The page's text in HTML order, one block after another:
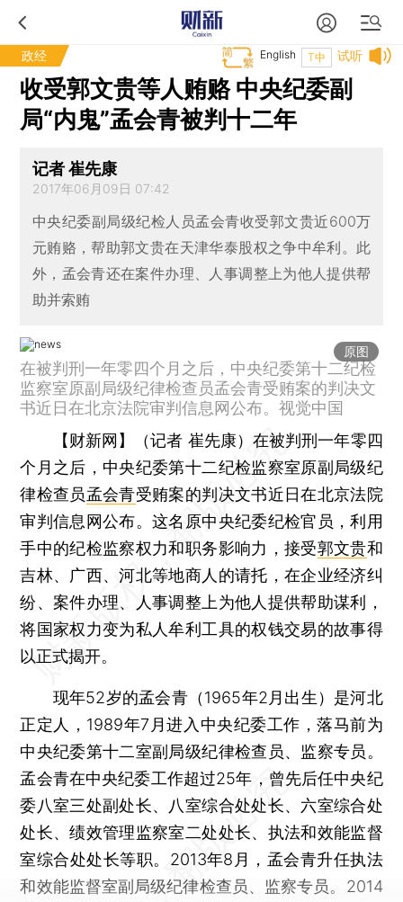
政经 试听
T中
English
收受郭文贵等人贿赂 中央纪委副
局“内鬼”孟会青被判十二年
记者 崔先康
2017年06月09日 07:42
中央纪委副局级纪检人员孟会青收受郭文贵近600万
元贿赂，帮助郭文贵在天津华泰股权之争中牟利。此
外，孟会青还在案件办理、人事调整上为他人提供帮
助并索贿
原图
在被判刑一年零四个月之后，中央纪委第十二纪检
监察室原副局级纪律检查员孟会青受贿案的判决文
书近日在北京法院审判信息网公布。视觉中国
【财新网】（记者 崔先康） 在被判刑一年零四
个月之后，中央纪委第十二纪检监察室原副局级纪
律检查员孟会青受贿案的判决文书近日在北京法院
审判信息网公布。这名原中央纪委纪检官员，利用
手中的纪检监察权力和职务影响力，接受郭文贵和
吉林、广西、河北等地商人的请托，在企业经济纠
纷、案件办理、人事调整上为他人提供帮助谋利，
将国家权力变为私人牟利工具的权钱交易的故事得
以正式揭开。
现年52岁的孟会青（1965年2月出生）是河北
正定人，1989年7月进入中央纪委工作，落马前为
中央纪委第十二室副局级纪律检查员、监察专员。
孟会青在中央纪委工作超过25年，曾先后任中央纪
委八室三处副处长、八室综合处处长、六室综合处
处长、绩效管理监察室二处处长、执法和效能监督
室综合处处长等职。2013年8月，孟会青升任执法
和效能监督室副局级纪律检查员、监察专员。2014